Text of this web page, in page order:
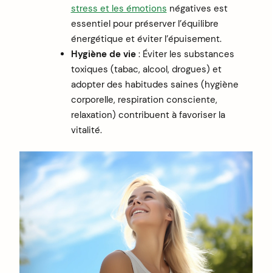
stress et les émotions négatives est
essentiel pour préserver l’équilibre
énergétique et éviter l’épuisement.
Hygiène de vie: Éviter les substances
toxiques (tabac, alcool, drogues) et
adopter des habitudes saines (hygiène
corporelle, respiration consciente,
relaxation) contribuent à favoriser la
vitalité.